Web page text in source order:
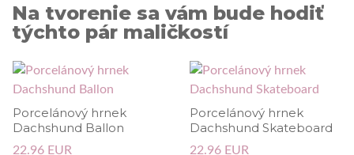
Na tvorenie sa vám bude hodiť
týchto pár maličkostí
Porcelánový hrnek
Dachshund Ballon
22.96 EUR
Porcelánový hrnek
Dachshund Skateboard
22.96 EUR